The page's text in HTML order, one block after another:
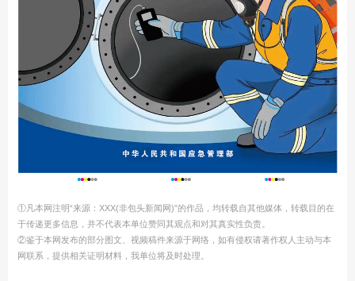
①凡本网注明“来源：XXX(非包头新闻网)”的作品，均转载自其他媒体，转载目的在
于传递更多信息，并不代表本单位赞同其观点和对其真实性负责。
②鉴于本网发布的部分图文、视频稿件来源于网络，如有侵权请著作权人主动与本
网联系，提供相关证明材料，我单位将及时处理。